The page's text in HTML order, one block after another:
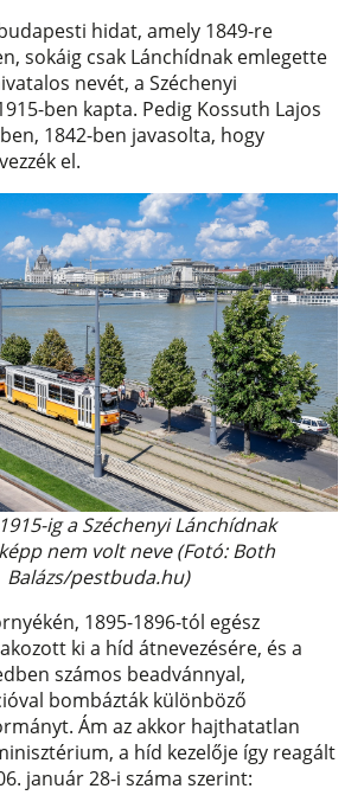
hidat, amely 1849-re
sokáig csak Lánchídnak emlegette
nevét, a Széchenyi
ben kapta. Pedig Kossuth Lajos
1842-ben javasolta, hogy
el.
ig a Széchenyi Lánchídnak
nem volt neve (Fotó: Both
Balázs/pestbuda.hu)
1895-1896-tól egész
ki a híd átnevezésére, és a
számos beadvánnyal,
bombázták különböző
Ám az akkor hajthatatlan
a híd kezelője így reagált
január 28-i száma szerint: